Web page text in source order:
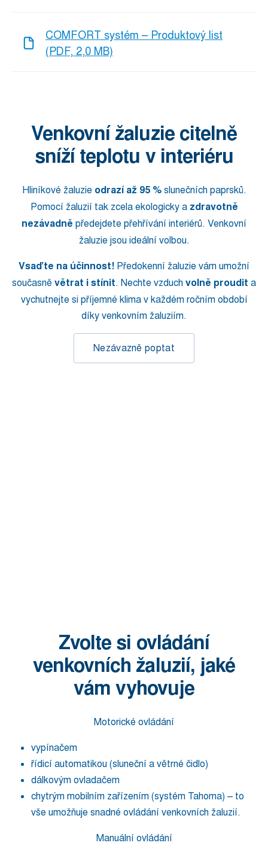
COMFORT systém – Produktový list
(PDF, 2,0 MB)
Venkovní žaluzie citelně
sníží teplotu v interiéru
Hliníkové žaluzie odrazí až 95 %slunečních paprsků.
Pomocí žaluzií tak zcela ekologicky a zdravotně
nezávadně předejdete přehřívání interiérů. Venkovní
žaluzie jsou ideální volbou.
Vsaďte na účinnost! Předokenní žaluzie vám umožní
současně větrat i stínit. Nechte vzduchvolně proudit a
vychutnejte si příjemné klima v každém ročním období
díky venkovním žaluziím.
Nezávazně poptat
Zvolte si ovládání
venkovních žaluzií, jaké
vám vyhovuje
Motorické ovládání
vypínačem
řídicí automatikou (sluneční a větrné čidlo)
dálkovým ovladačem
chytrým mobilním zařízením (systém Tahoma) – to
vše umožňuje snadné ovládání venkovních žaluzií.
Manuální ovládání